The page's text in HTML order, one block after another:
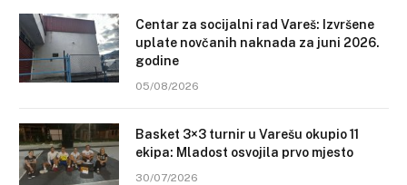
Centar za socijalni rad Vareš: Izvršene
uplate novčanih naknada za juni 2026.
godine
05/08/2026
Basket 3×3 turnir u Varešu okupio 11
ekipa: Mladost osvojila prvo mjesto
30/07/2026